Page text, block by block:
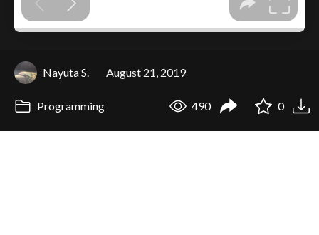
Nayuta S. August 21, 2019
Programming 490 0